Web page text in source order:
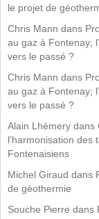
le projet de
Chris Mann dans
au gaz à Fontenay;
vers le passé ?
Chris Mann dans
au gaz à Fontenay;
vers le passé ?
Alain Lhémery dans
l’harmonisation
Fontenaisiens
Michel Giraud dans
de géothermie
Souche Pierre dans